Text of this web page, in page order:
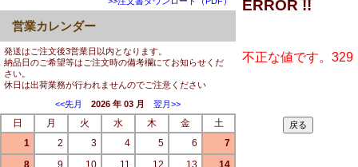
営業カレンダー
発送はご注文後3営業日以内となります。
納品日のご希望等はご注文時の備考欄にてお知らせくだ
さい。
休日は出荷業務が行われませんのでご注意ください
<<先月
2026 年 03 月 翌月>>
日 月 火 水 木 金
土
1
2 3 4 5 6
7
8
9 10 11 12 13
14
ERROR !!
不正な値です。329